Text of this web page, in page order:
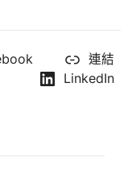
連結
LinkedIn